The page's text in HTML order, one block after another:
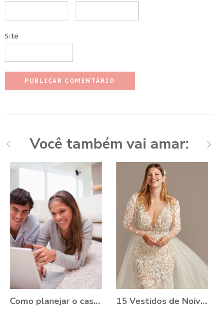
Site
Você também vai amar:
Como planejar o casamento durante a Pandemia? 15 Vestidos de Noiva Plus Size para você se apaixonar